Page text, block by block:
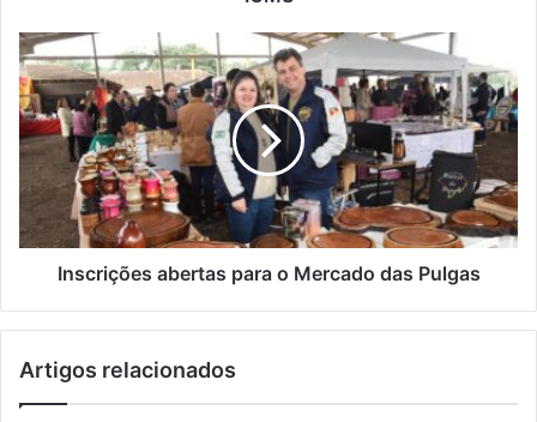
Inscrições abertas para o Mercado das Pulgas
Artigos relacionados